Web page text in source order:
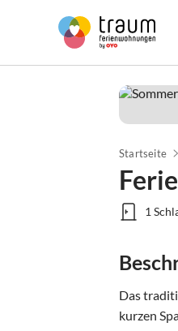
Startseite
1
Das
kurzen